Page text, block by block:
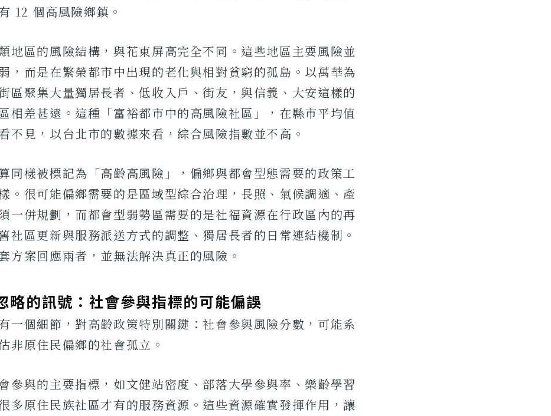
12 個高風險鄉鎮。
地區的風險結構，與花東屏高完全不同。這些地區主要風險並
，而是在繁榮都市中出現的老化與相對貧窮的孤島。以萬華為
區聚集大量獨居長者、低收入戶、街友，與信義、大安這樣的
相差甚遠。這種「富裕都市中的高風險社區」，在縣市平均值
不見，以台北市的數據來看，綜合風險指數並不高。
同樣被標記為「高齡高風險」，偏鄉與都會型態需要的政策工
。很可能偏鄉需要的是區域型綜合治理，長照、氣候調適、產
一併規劃，而都會型弱勢區需要的是社福資源在行政區內的再
社區更新與服務派送方式的調整、獨居長者的日常連結機制。
方案回應兩者，並無法解決真正的風險。
略的訊號：社會參與指標的可能偏誤
一個細節，對高齡政策特別關鍵：社會參與風險分數，可能系
非原住民偏鄉的社會孤立。
參與的主要指標，如文健站密度、部落大學參與率、樂齡學習
多原住民族社區才有的服務資源。這些資源確實發揮作用，讓